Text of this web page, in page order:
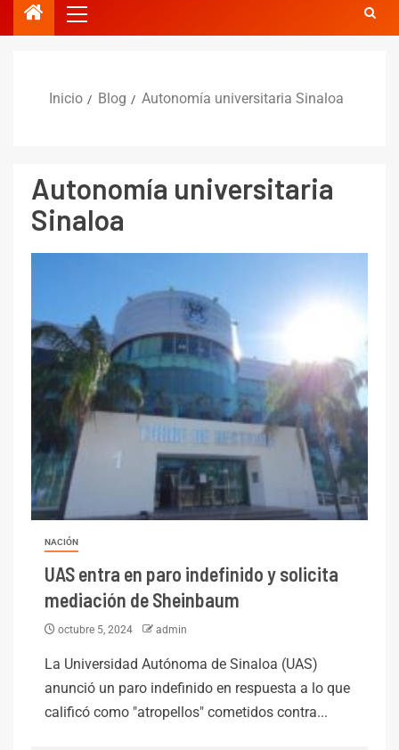
Inicio Blog Autonomía universitaria Sinaloa
Autonomía universitaria
Sinaloa
NACIÓN
UAS entra en paro indefinido y solicita
mediación de Sheinbaum
octubre 5, 2024 admin
La Universidad Autónoma de Sinaloa (UAS)
anunció un paro indefinido en respuesta a lo que
calificó como "atropellos" cometidos contra...